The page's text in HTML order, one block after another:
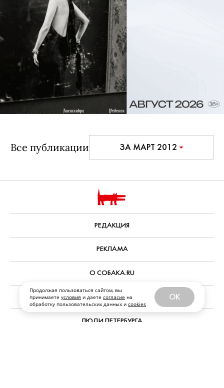
Продолжая пользоваться сайтом, вы
принимаете условия и даете согласие на
обработку пользовательских данных и cookies
OK
Все публикации ЗА МАРТ 2012
РЕДАКЦИЯ
РЕКЛАМА
О СОБАКА.RU
ВАКАНСИИ
ЛЮДИ ПЕТЕРБУРГА